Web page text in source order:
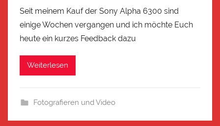
Seit meinem Kauf der Sony Alpha 6300 sind
einige Wochen vergangen und ich möchte Euch
heute ein kurzes Feedback dazu
Weiterlesen
Fotografieren und Video